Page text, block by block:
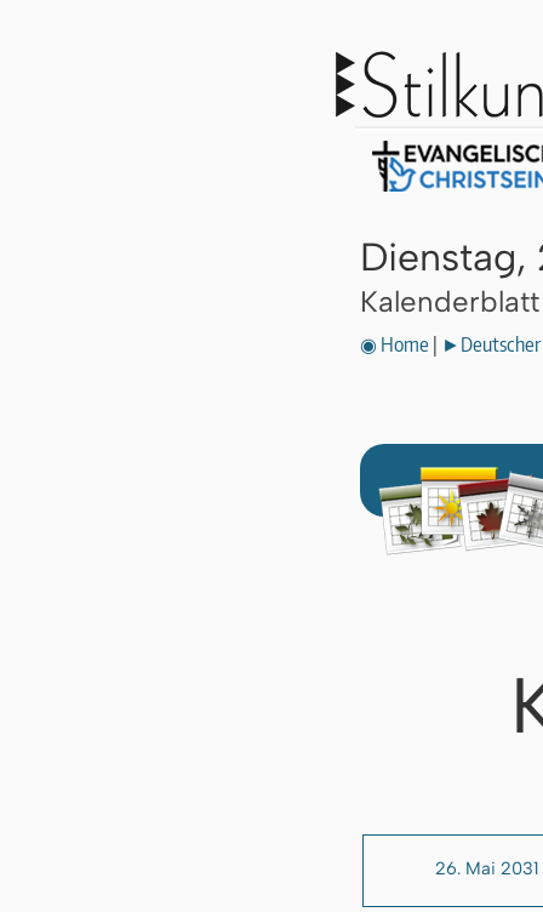
Dienstag,
◉ Home ►Deutscher
26. Mai 2031